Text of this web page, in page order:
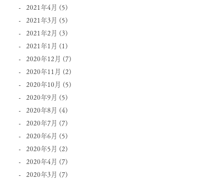
2021年4月 (5)
2021年3月 (5)
2021年2月 (3)
2021年1月 (1)
2020年12月 (7)
2020年11月 (2)
2020年10月 (5)
2020年9月 (5)
2020年8月 (4)
2020年7月 (7)
2020年6月 (5)
2020年5月 (2)
2020年4月 (7)
2020年3月 (7)